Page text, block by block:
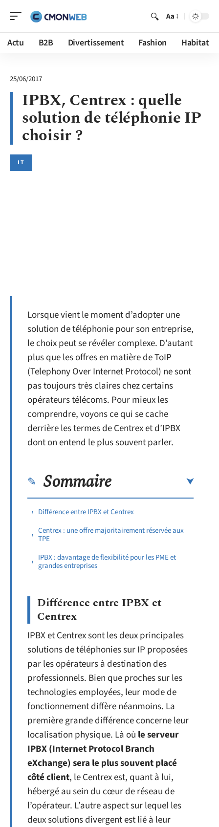
Aa
Actu B2B Divertissement Fashion Habitat
25/06/2017
IPBX, Centrex : quelle
solution de téléphonie IP
choisir ?
IT
Lorsque vient le moment d’adopter une
solution de téléphonie pour son entreprise,
le choix peut se révéler complexe. D’autant
plus que les offres en matière de ToIP
(Telephony Over Internet Protocol) ne sont
pas toujours très claires chez certains
opérateurs télécoms. Pour mieux les
comprendre, voyons ce qui se cache
derrière les termes de Centrex et d’IPBX
dont on entend le plus souvent parler.
Sommaire
Différence entre IPBX et Centrex
Centrex : une offre majoritairement réservée aux
TPE
IPBX : davantage de flexibilité pour les PME et
grandes entreprises
Différence entre IPBX et
Centrex
IPBX et Centrex sont les deux principales
solutions de téléphonies sur IP proposées
par les opérateurs à destination des
professionnels. Bien que proches sur les
technologies employées, leur mode de
fonctionnement diffère néanmoins. La
première grande différence concerne leur
localisation physique. Là où le serveur
IPBX (Internet Protocol Branch
eXchange) sera le plus souvent placé
côté client, le Centrex est, quant à lui,
hébergé au sein du cœur de réseau de
l’opérateur. L’autre aspect sur lequel les
deux solutions divergent est lié à leur